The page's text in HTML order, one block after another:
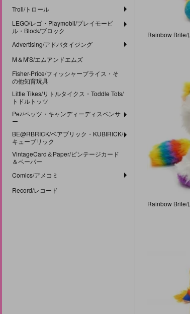
Troll/トロール
LEGO/レゴ・Playmobil/プレイモービ
ル・Block/ブロック
Advertising/アドバタイジング
M＆M'S/エムアンドエムズ
Fisher-Price/フィッシャープライス・そ
の他知育玩具
Little Tikes/リトルタイクス・Toddle Tots/
トドルトッツ
Pez/ペッツ・キャンディーディスペンサ
ー
BE@RBRICK/ベアブリック・KUBIRICK/
キューブリック
VintageCard＆Paper/ビンテージカード
＆ペーパー
Comics/アメコミ
Record/レコード